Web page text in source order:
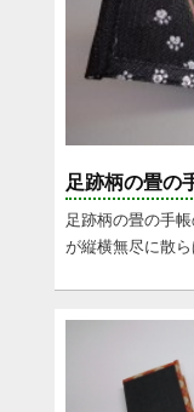
足跡柄の畳の
足跡柄の畳の手
が縦横無尽に散